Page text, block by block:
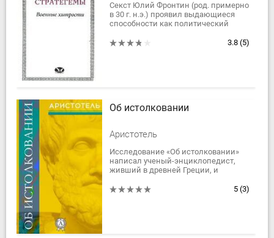
Секст Юлий Фронтин (род. примерно
в 30 г. н.э.) проявил выдающиеся
способности как политический
администратор, ученый и писатель.
3.8 (5)
Об истолковании
Аристотель
Исследование «Об истолковании»
написал ученый-энциклопедист,
живший в древней Греции, и
классической логики, Аристотель5 (3)